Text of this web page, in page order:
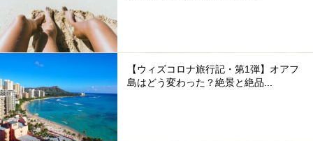
【ウィズコロナ旅行記・第1弾】オアフ
島はどう変わった？絶景と絶品...